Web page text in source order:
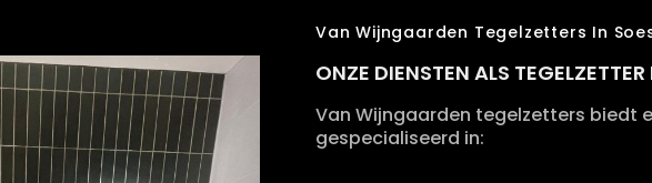
Van Wijngaarden Tegelzetters In
ONZE DIENSTEN ALS
Van Wijngaarden tegelzetters biedt
gespecialiseerd in: